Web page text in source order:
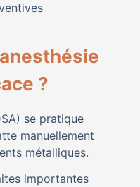
?
se pratique
manuellement
métalliques.
importantes